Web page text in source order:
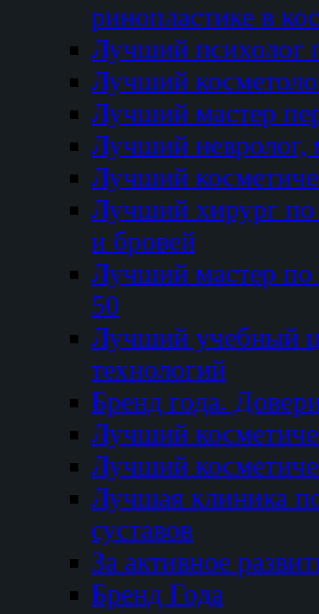
ринопластике в
Лучший психолог
Лучший
Лучший мастер
Лучший невролог,
Лучший
Лучший хирург по
и бровей
Лучший мастер
50
Лучший
технологий
Бренд года.
Лучший
Лучший
Лучшая клиника
суставов
За активное
Бренд Года